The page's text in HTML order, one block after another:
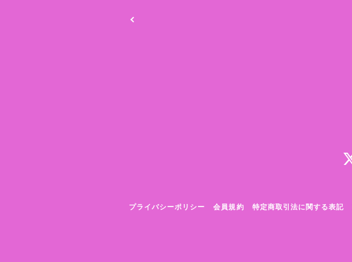
プライバシーポリシー 会員規約 特定商取引法に関する表記